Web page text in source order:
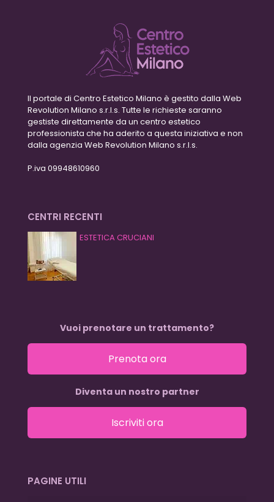
Il portale di Centro Estetico Milano è gestito dalla Web
Revolution Milano s.r.l.s. Tutte le richieste saranno
gestiste direttamente da un centro estetico
professionista che ha aderito a questa iniziativa e non
dalla agenzia Web Revolution Milano s.r.l.s.
P.iva 09948610960
CENTRI RECENTI
ESTETICA CRUCIANI
Vuoi prenotare un trattamento?
Prenota ora
Diventa un nostro partner
Iscriviti ora
PAGINE UTILI